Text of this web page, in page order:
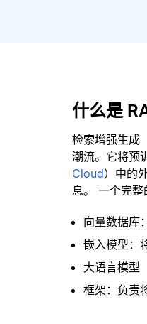
什么是
检索增强生成
潮流。它将预
Cloud）中的
息。 一个完整
向量数据库
嵌入模型：
大语言模型
框架：负责